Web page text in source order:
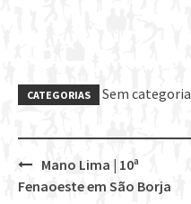
CATEGORIAS Sem categoria
Post
Mano Lima | 10ª
Fenaoeste em São Borja